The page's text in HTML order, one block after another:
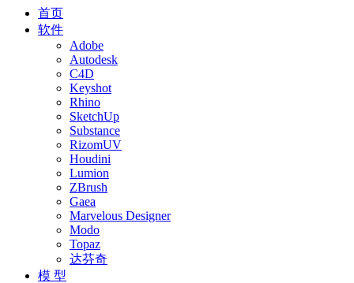
首页
软件
Adobe
Autodesk
C4D
Keyshot
Rhino
SketchUp
Substance
RizomUV
Houdini
Lumion
ZBrush
Gaea
Marvelous Designer
Modo
Topaz
达芬奇
模 型